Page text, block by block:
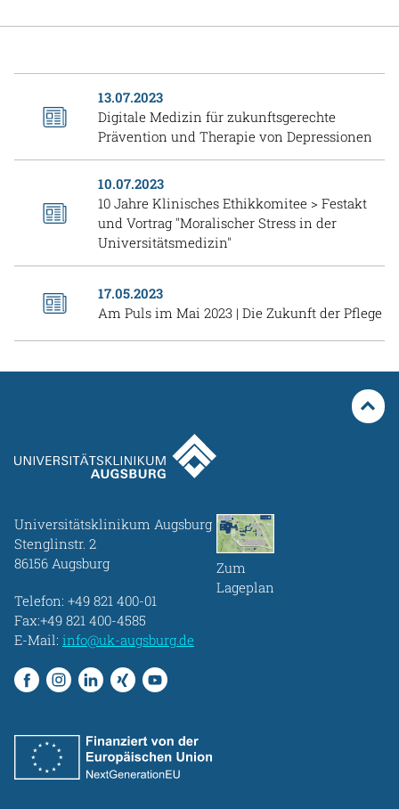
Über uns
Beruf & Karriere
Notaufnahme
Anreise
13.07.2023
Digitale Medizin für zukunftsgerechte
Prävention und Therapie von Depressionen
10.07.2023
10 Jahre Klinisches Ethikkomitee > Festakt
und Vortrag "Moralischer Stress in der
Universitätsmedizin"
17.05.2023
Am Puls im Mai 2023 | Die Zukunft der Pflege
Universitätsklinikum Augsburg
Stenglinstr. 2
86156 Augsburg
Telefon: +49 821 400-01
Fax:+49 821 400-4585
E-Mail: info@uk-augsburg.de
Zum
Lageplan